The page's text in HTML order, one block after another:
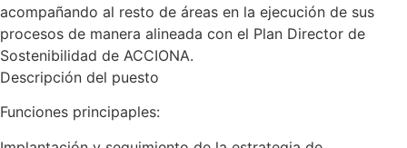
acompañando al resto de áreas en la ejecución de sus
procesos de manera alineada con el Plan Director de
Sostenibilidad de ACCIONA.
Descripción del puesto
Funciones principaples: